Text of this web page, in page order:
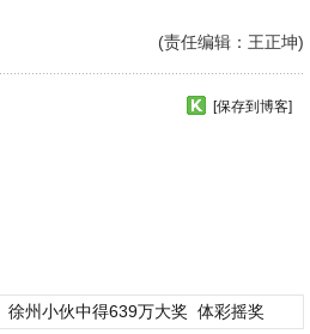
(责任编辑：王正坤)
[保存到博客]
徐州小伙中得639万大奖 体彩摇奖